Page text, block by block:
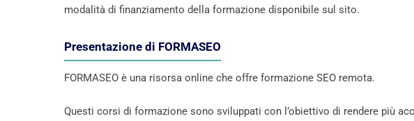
modalità di finanziamento della formazione disponibile sul sito.
Presentazione di FORMASEO
FORMASEO è una risorsa online che offre formazione SEO remota.
Questi corsi di formazione sono sviluppati con l’obiettivo di rendere più